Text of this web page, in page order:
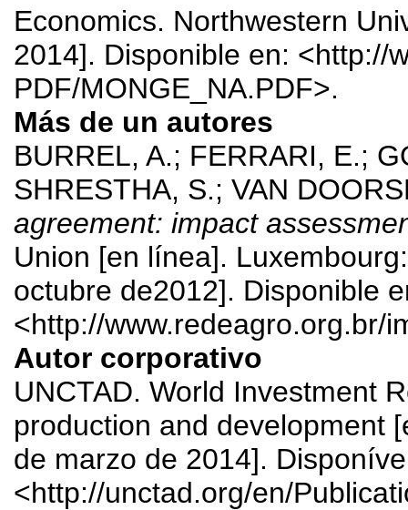
Economics. Northwestern
2014]. Disponible en: <http://
PDF/MONGE_NA.PDF>.
Más de un autores
BURREL, A.; FERRARI, E.;
SHRESTHA, S.; VAN
agreement: impact
Union [en línea].
octubre de2012]. Disponible
<http://www.redeagro.org.br/
Autor corporativo
UNCTAD. World Investment
production and development
de marzo de 2014].
<http://unctad.org/en/